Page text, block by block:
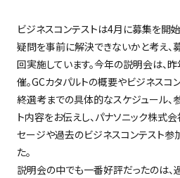
ビジネスコンテストは4月に募集を開
疑問を事前に解決できないかと考え
回実施しています。今年の説明会は、
催。GCカタパルトの概要やビジネスコ
終選考までの具体的なスケジュール、
ト内容をお伝えし、パナソニック株式
セージや過去のビジネスコンテスト参
た。
説明会の中でも一番好評だったのは